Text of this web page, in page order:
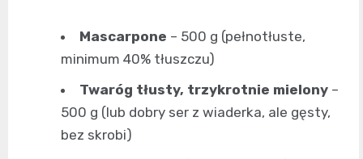
Mascarpone – 500 g (pełnotłuste,
minimum 40% tłuszczu)
Twaróg tłusty, trzykrotnie mielony –
500 g (lub dobry ser z wiaderka, ale gęsty,
bez skrobi)